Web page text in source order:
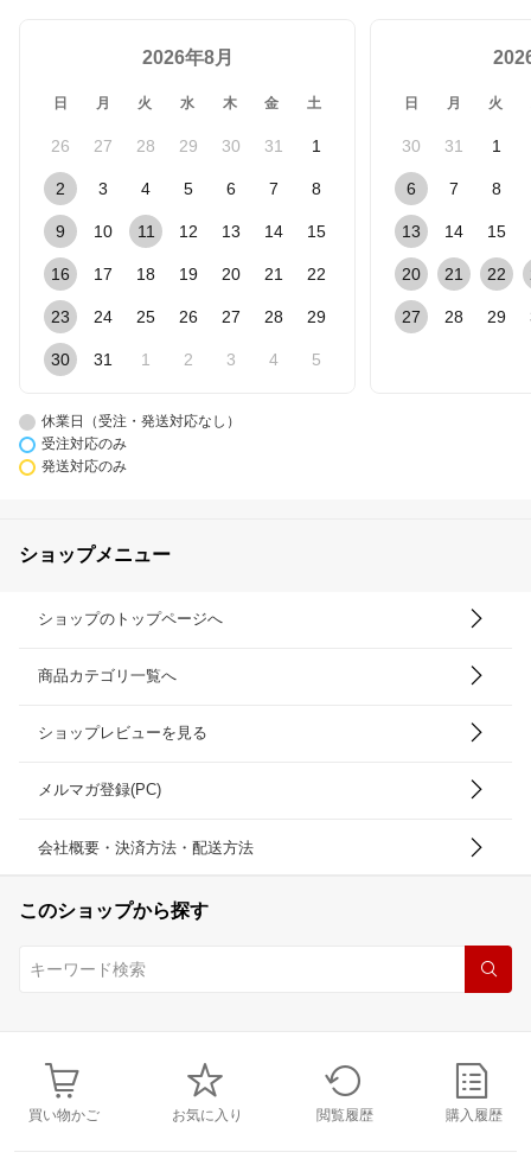
2026年8月
日 月 火 水 木 金 土
26 27 28 29 30 31 1
2 3 4 5 6 7 8
9 10 11 12 13 14 15
16 17 18 19 20 21 22
23 24 25 26 27 28 29
30 31 1 2 3 4 5
日 月 火
30 31 1
6 7 8
13 14 15
20 21 22
27 28 29
休業日（受注・発送対応なし）
受注対応のみ
発送対応のみ
ショップメニュー
ショップのトップページへ
商品カテゴリ一覧へ
ショップレビューを見る
メルマガ登録(PC)
会社概要・決済方法・配送方法
このショップから探す
買い物かご お気に入り 閲覧履歴 購入履歴